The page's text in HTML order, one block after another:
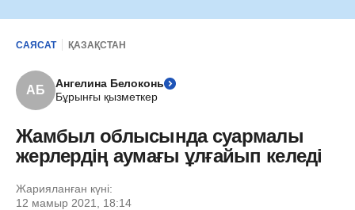
САЯСАТ ҚАЗАҚСТАН
АБ
Ангелина Белоконь
Бұрынғы қызметкер
Жамбыл облысында суармалы
жерлердің аумағы ұлғайып келеді
Жарияланған күні:
12 мамыр 2021, 18:14